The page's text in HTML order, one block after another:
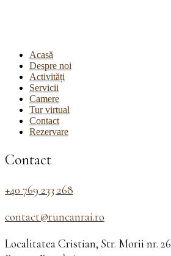
Acasă
Despre noi
Activități
Servicii
Camere
Tur virtual
Contact
Rezervare
Contact
+40 769 233 268
contact@runcanrai.ro
Localitatea Cristian, Str. Morii nr. 26